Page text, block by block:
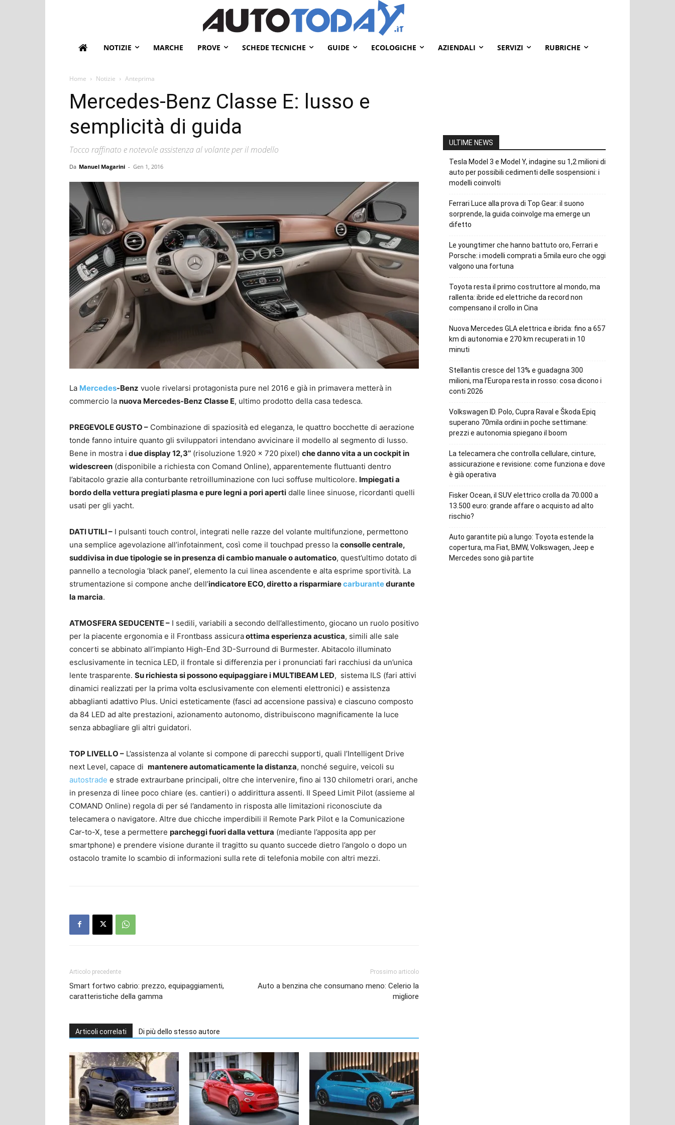
NOTIZIE MARCHE PROVE SCHEDE TECNICHE GUIDE ECOLOGICHE AZIENDALI SERVIZI RUBRICHE
Home Notizie Anteprima
Mercedes-Benz Classe E: lusso e
semplicità di guida
Tocco raffinato e notevole assistenza al volante per il modello
Da Manuel Magarini - Gen 1, 2016
La Mercedes-Benz vuole rivelarsi protagonista pure nel 2016 e già in primavera metterà in
commercio la nuova Mercedes-Benz Classe E, ultimo prodotto della casa tedesca.
PREGEVOLE GUSTO – Combinazione di spaziosità ed eleganza, le quattro bocchette di aerazione
tonde fanno intuire quanto gli sviluppatori intendano avvicinare il modello al segmento di lusso.
Bene in mostra i due display 12,3’’ (risoluzione 1.920 x 720 pixel) che danno vita a un cockpit in
widescreen (disponibile a richiesta con Comand Online), apparentemente fluttuanti dentro
l’abitacolo grazie alla conturbante retroilluminazione con luci soffuse multicolore. Impiegati a
bordo della vettura pregiati plasma e pure legni a pori aperti dalle linee sinuose, ricordanti quelli
usati per gli yacht.
DATI UTILI – I pulsanti touch control, integrati nelle razze del volante multifunzione, permettono
una semplice agevolazione all’infotainment, così come il touchpad presso la consolle centrale,
suddivisa in due tipologie se in presenza di cambio manuale o automatico, quest’ultimo dotato di
pannello a tecnologia ‘black panel’, elemento la cui linea ascendente e alta esprime sportività. La
strumentazione si compone anche dell’indicatore ECO, diretto a risparmiarecarburantedurante
la marcia.
ATMOSFERA SEDUCENTE – I sedili, variabili a secondo dell’allestimento, giocano un ruolo positivo
per la piacente ergonomia e il Frontbass assicuraottima esperienza acustica, simili alle sale
concerti se abbinato all’impianto High-End 3D-Surround di Burmester. Abitacolo illuminato
esclusivamente in tecnica LED, il frontale si differenzia per i pronunciati fari racchiusi da un’unica
lente trasparente. Su richiesta si possono equipaggiare i MULTIBEAM LED, sistema ILS (fari attivi
dinamici realizzati per la prima volta esclusivamente con elementi elettronici) e assistenza
abbaglianti adattivo Plus. Unici esteticamente (fasci ad accensione passiva) e ciascuno composto
da 84 LED ad alte prestazioni, azionamento autonomo, distribuiscono magnificamente la luce
senza abbagliare gli altri guidatori.
TOP LIVELLO – L’assistenza al volante si compone di parecchi supporti, quali l’Intelligent Drive
next Level, capace di mantenere automaticamente la distanza, nonché seguire, veicoli su
autostrade e strade extraurbane principali, oltre che intervenire, fino ai 130 chilometri orari, anche
in presenza di linee poco chiare (es. cantieri) o addirittura assenti. Il Speed Limit Pilot (assieme al
COMAND Online) regola di per sé l’andamento in risposta alle limitazioni riconosciute da
telecamera o navigatore. Altre due chicche imperdibili il Remote Park Pilot e la Comunicazione
Car-to-X, tese a permettere parcheggi fuori dalla vettura (mediante l’apposita app per
smartphone) e prendere visione durante il tragitto su quanto succede dietro l’angolo o dopo un
ostacolo tramite lo scambio di informazioni sulla rete di telefonia mobile con altri mezzi.
Articolo precedente
Smart fortwo cabrio: prezzo, equipaggiamenti,
caratteristiche della gamma
Prossimo articolo
Auto a benzina che consumano meno: Celerio la
migliore
Articoli correlati Di più dello stesso autore
ULTIME NEWS
Tesla Model 3 e Model Y, indagine su 1,2 milioni di
auto per possibili cedimenti delle sospensioni: i
modelli coinvolti
Ferrari Luce alla prova di Top Gear: il suono
sorprende, la guida coinvolge ma emerge un
difetto
Le youngtimer che hanno battuto oro, Ferrari e
Porsche: i modelli comprati a 5mila euro che oggi
valgono una fortuna
Toyota resta il primo costruttore al mondo, ma
rallenta: ibride ed elettriche da record non
compensano il crollo in Cina
Nuova Mercedes GLA elettrica e ibrida: fino a 657
km di autonomia e 270 km recuperati in 10
minuti
Stellantis cresce del 13% e guadagna 300
milioni, ma l’Europa resta in rosso: cosa dicono i
conti 2026
Volkswagen ID. Polo, Cupra Raval e Škoda Epiq
superano 70mila ordini in poche settimane:
prezzi e autonomia spiegano il boom
La telecamera che controlla cellulare, cinture,
assicurazione e revisione: come funziona e dove
è già operativa
Fisker Ocean, il SUV elettrico crolla da 70.000 a
13.500 euro: grande affare o acquisto ad alto
rischio?
Auto garantite più a lungo: Toyota estende la
copertura, ma Fiat, BMW, Volkswagen, Jeep e
Mercedes sono già partite